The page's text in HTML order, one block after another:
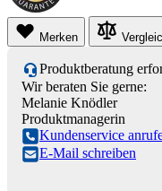
Merken
Produktberatung
Wir beraten Sie gerne:
Melanie Knödler
Produktmanagerin
Kundenservice
E-Mail schreiben